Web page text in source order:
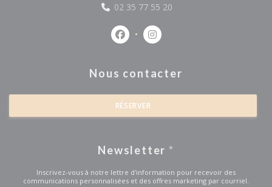
02 35 77 55 20
Facebook ((ouvre une nouvelle
Instagram ((ouvre une
Nous contacter
RÉSERVER
Newsletter *
Inscrivez-vous à notre lettre d'information pour recevoir des
communications personnalisées et des offres marketing par courriel.